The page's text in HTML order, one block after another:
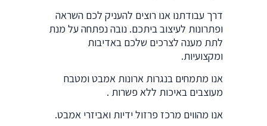
דרך עבודתנו אנו רוצים להעניק לכם השראה
ופתרונות לעיצוב ביתכם. נובה נפתחה על מנת
לתת מענה לצרכים שלכם באדיבות
ומקצועיות.
אנו מתמחים בנגרות ארונות אמבט ומטבח
מעוצבים באיכות ללא פשרות .
אנו מהווים מרכז פרזול ידיות ואביזרי אמבט.